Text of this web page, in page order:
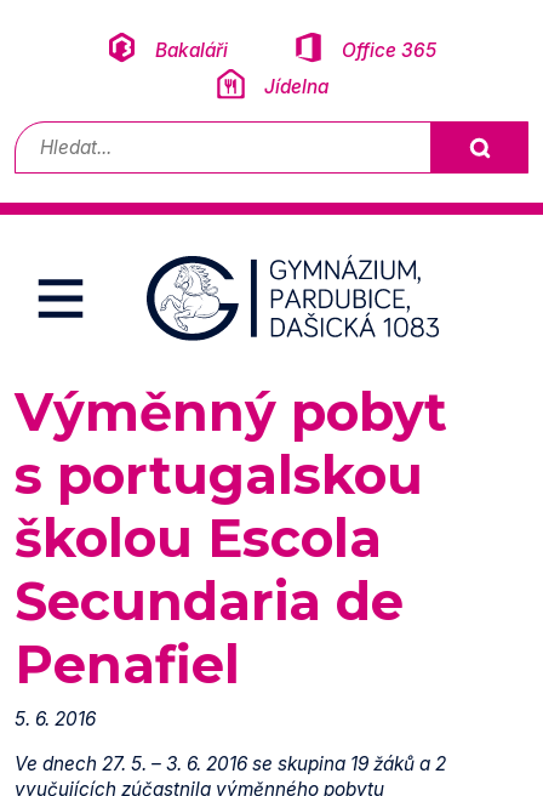
Bakaláři
Office 365
Jídelna
Vyhledávání
Výměnný pobyt
s portugalskou
školou Escola
Secundaria de
Penafiel
5. 6. 2016
Ve dnech 27. 5. – 3. 6. 2016 se skupina 19 žáků a 2
vyučujících zúčastnila výměnného pobytu